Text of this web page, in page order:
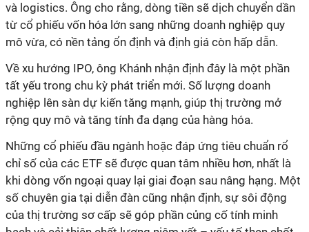
và logistics. Ông cho rằng, dòng tiền sẽ dịch chuyển dần
từ cổ phiếu vốn hóa lớn sang những doanh nghiệp quy
mô vừa, có nền tảng ổn định và định giá còn hấp dẫn.
Về xu hướng IPO, ông Khánh nhận định đây là một phần
tất yếu trong chu kỳ phát triển mới. Số lượng doanh
nghiệp lên sàn dự kiến tăng mạnh, giúp thị trường mở
rộng quy mô và tăng tính đa dạng của hàng hóa.
Những cổ phiếu đầu ngành hoặc đáp ứng tiêu chuẩn rổ
chỉ số của các ETF sẽ được quan tâm nhiều hơn, nhất là
khi dòng vốn ngoại quay lại giai đoạn sau nâng hạng. Một
số chuyên gia tại diễn đàn cũng nhận định, sự sôi động
của thị trường sơ cấp sẽ góp phần củng cố tính minh